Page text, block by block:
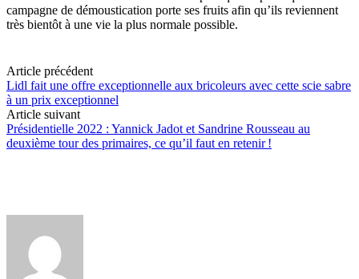
campagne de démoustication porte ses fruits afin qu’ils reviennent
très bientôt à une vie la plus normale possible.
Article précédent
Lidl fait une offre exceptionnelle aux bricoleurs avec cette scie sabre
à un prix exceptionnel
Article suivant
Présidentielle 2022 : Yannick Jadot et Sandrine Rousseau au
deuxième tour des primaires, ce qu’il faut en retenir !